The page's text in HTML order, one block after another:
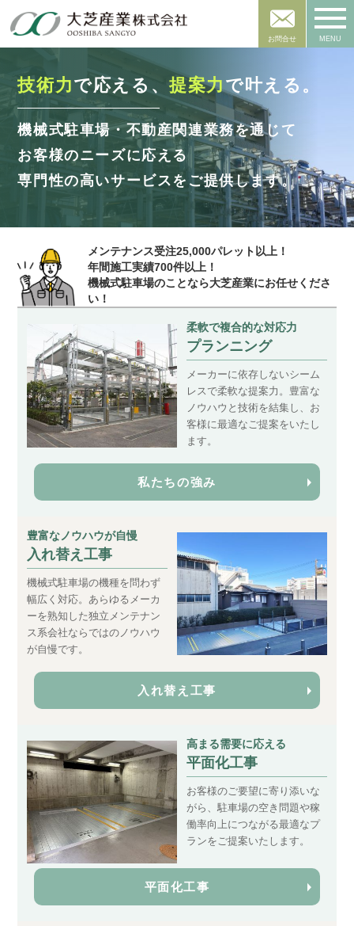
お問合せ MENU
技術力で応える、提案力で叶える。
機械式駐車場・不動産関連業務を通じて
お客様のニーズに応える
専門性の高いサービスをご提供します。
メンテナンス受注25,000パレット以上！
年間施工実績700件以上！
機械式駐車場のことなら大芝産業にお任せくださ
い！
柔軟で複合的な対応力
プランニング
メーカーに依存しないシーム
レスで柔軟な提案力。豊富な
ノウハウと技術を結集し、お
客様に最適なご提案をいたし
ます。
私たちの強み
豊富なノウハウが自慢
入れ替え工事
機械式駐車場の機種を問わず
幅広く対応。あらゆるメーカ
ーを熟知した独立メンテナン
ス系会社ならではのノウハウ
が自慢です。
入れ替え工事
高まる需要に応える
平面化工事
お客様のご要望に寄り添いな
がら、駐車場の空き問題や稼
働率向上につながる最適なプ
ランをご提案いたします。
平面化工事